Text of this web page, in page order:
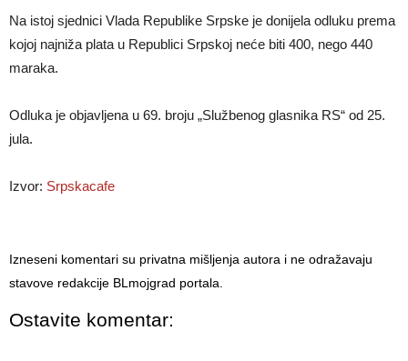
Na istoj sjednici Vlada Republike Srpske je donijela odluku prema
kojoj najniža plata u Republici Srpskoj neće biti 400, nego 440
maraka.
Odluka je objavljena u 69. broju „Službenog glasnika RS“ od 25.
jula.
Izvor: Srpskacafe
Izneseni komentari su privatna mišljenja autora i ne odražavaju
stavove redakcije BLmojgrad portala.
Ostavite komentar: